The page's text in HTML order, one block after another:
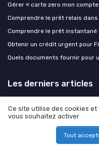
Gérer « carte zero mon
Comprendre le prêt relais
Comprendre le prêt instantané
Obtenir un crédit urgent pour
Quels documents fournir pour
Les derniers articles
un projet immobilier à deux
Assurance co emprunteur et
Ce site utilise des cookies
vous souhaitez activer
Tout